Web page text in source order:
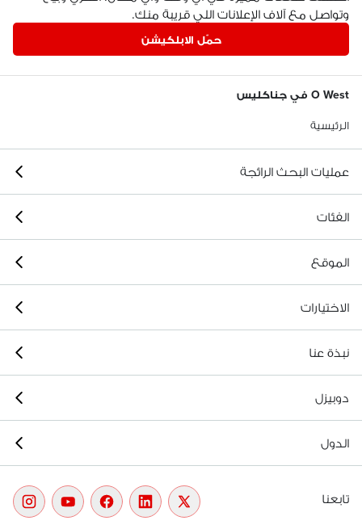
وتواصل مع آلاف الإعلانات اللي قريبة منك.
حمّل الابلكيشن
O West في جناكليس
الرئيسية
عمليات البحث الرائجة
الفئات
الموقع
الاختيارات
نبذة عنا
دوبيزل
الدول
تابعنا